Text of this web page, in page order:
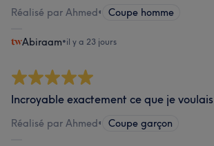
Réalisé par Ahmed• Coupe homme
Abiraam•il y a 23 jours
Incroyable exactement ce que je voulais
Réalisé par Ahmed• Coupe garçon